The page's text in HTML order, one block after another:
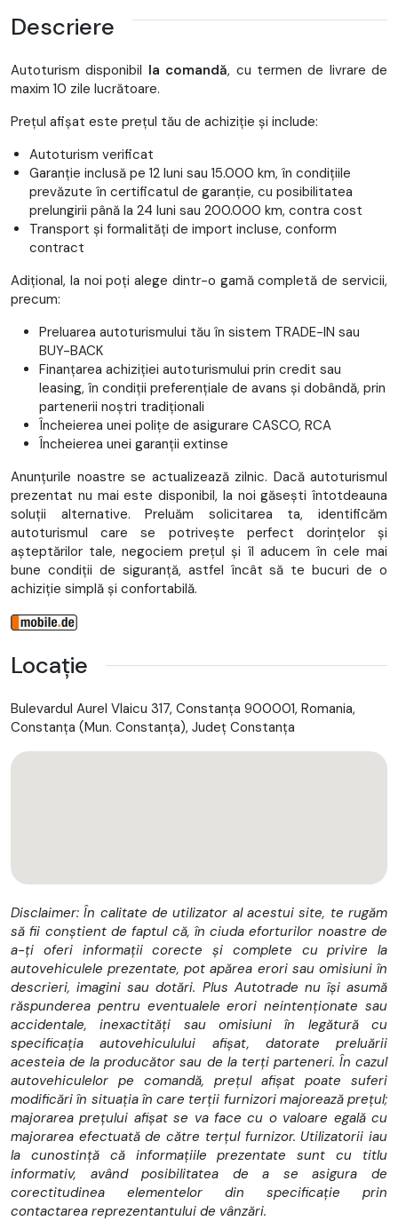
Descriere
Autoturism disponibil la comandă, cu termen de livrare de
maxim 10 zile lucrătoare.
Prețul afișat este prețul tău de achiziție și include:
Autoturism verificat
Garanție inclusă pe 12 luni sau 15.000 km, în condițiile
prevăzute în certificatul de garanție, cu posibilitatea
prelungirii până la 24 luni sau 200.000 km, contra cost
Transport și formalități de import incluse, conform
contract
Adițional, la noi poți alege dintr-o gamă completă de servicii,
precum:
Preluarea autoturismului tău în sistem TRADE-IN sau
BUY-BACK
Finanțarea achiziției autoturismului prin credit sau
leasing, în condiții preferențiale de avans și dobândă, prin
partenerii noștri tradiționali
Încheierea unei polițe de asigurare CASCO, RCA
Încheierea unei garanții extinse
Anunțurile noastre se actualizează zilnic. Dacă autoturismul
prezentat nu mai este disponibil, la noi găsești întotdeauna
soluții alternative. Preluăm solicitarea ta, identificăm
autoturismul care se potrivește perfect dorințelor și
așteptărilor tale, negociem prețul și îl aducem în cele mai
bune condiții de siguranță, astfel încât să te bucuri de o
achiziție simplă și confortabilă.
Locație
Bulevardul Aurel Vlaicu 317, Constanța 900001, Romania,
Constanţa (Mun. Constanţa), Județ Constanţa
Disclaimer: În calitate de utilizator al acestui site, te rugăm
să fii conștient de faptul că, în ciuda eforturilor noastre de
a-ți oferi informații corecte și complete cu privire la
autovehiculele prezentate, pot apărea erori sau omisiuni în
descrieri, imagini sau dotări. Plus Autotrade nu își asumă
răspunderea pentru eventualele erori neintenționate sau
accidentale, inexactități sau omisiuni în legătură cu
specificația autovehiculului afișat, datorate preluării
acesteia de la producător sau de la terți parteneri. În cazul
autovehiculelor pe comandă, prețul afișat poate suferi
modificări în situația în care terții furnizori majorează prețul;
majorarea prețului afișat se va face cu o valoare egală cu
majorarea efectuată de către terțul furnizor. Utilizatorii iau
la cunostință că informațiile prezentate sunt cu titlu
informativ, având posibilitatea de a se asigura de
corectitudinea elementelor din specificație prin
contactarea reprezentantului de vânzări.